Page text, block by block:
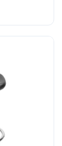
2 ODM